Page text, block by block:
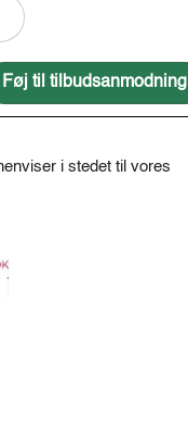
Føj til tilbudsanmodning
i stedet til vores